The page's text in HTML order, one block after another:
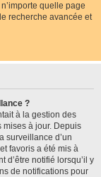
quelle page
recherche avancée et
?
à la gestion des
mises à jour. Depuis
surveillance d’un
favoris a été mis à
d’être notifié lorsqu’il y
de notifications pour